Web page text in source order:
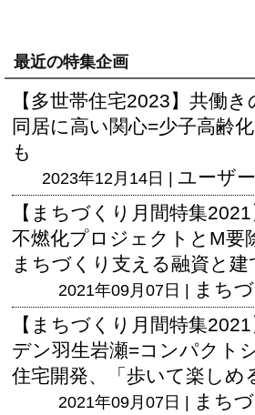
最近の特集企画
【多世帯住宅2023】共働
同居に高い関心=少子高齢
も
2023年12月14日 | ユーザ
【まちづくり月間特集
不燃化プロジェクトとM要
まちづくり支える融資と
2021年09月07日 | まち
【まちづくり月間特集
デン羽生岩瀬=コンパクト
住宅開発、「歩いて楽しめ
2021年09月07日 | まち